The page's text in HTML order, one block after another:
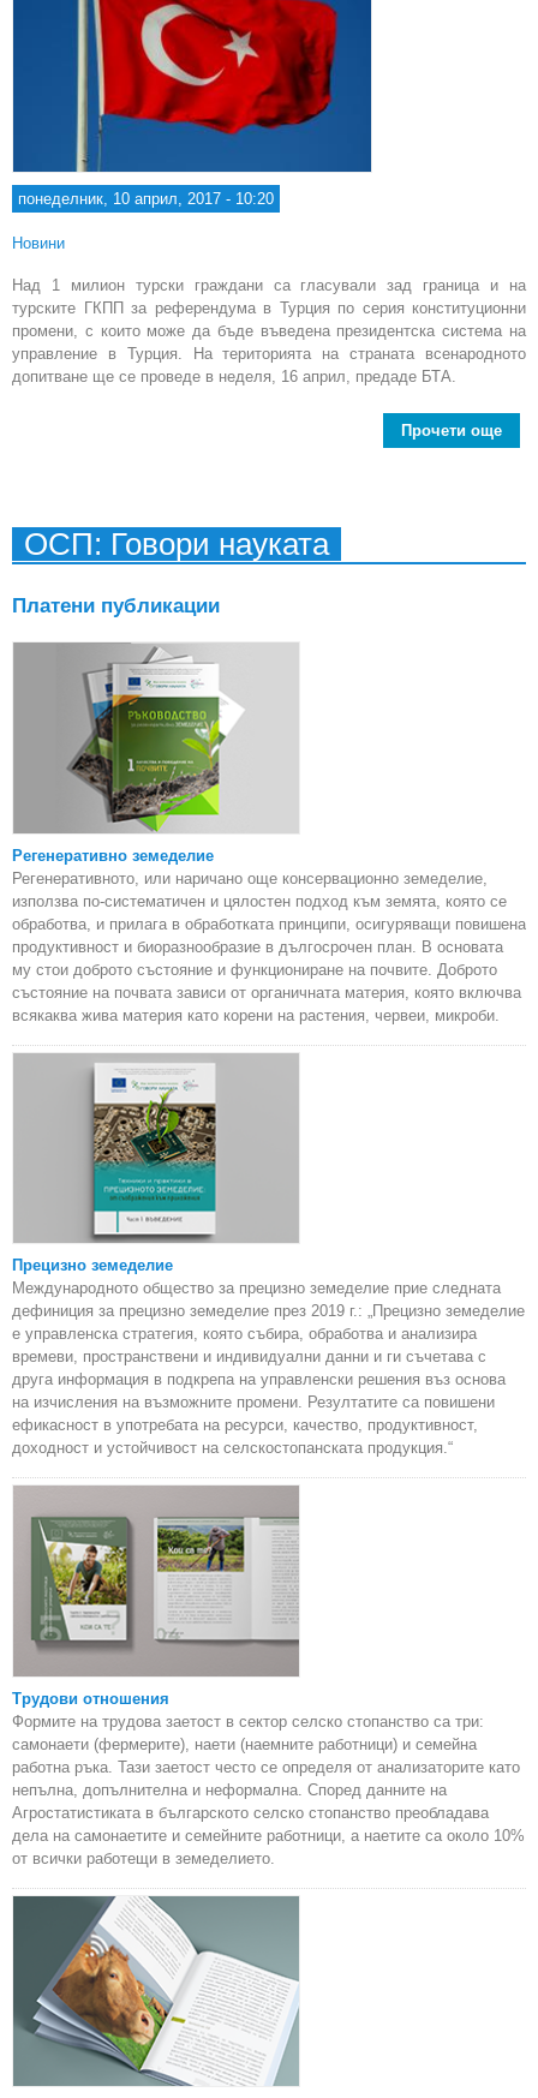
понеделник, 10 април, 2017 - 10:20
Новини
Над 1 милион турски граждани са гласували зад граница и на
турските ГКПП за референдума в Турция по серия конституционни
промени, с които може да бъде въведена президентска система на
управление в Турция. На територията на страната всенародното
допитване ще се проведе в неделя, 16 април, предаде БТА.
Прочети още
ОСП: Говори науката
Платени публикации
Регенеративно земеделие
Регенеративното, или наричано още консервационно земеделие,
използва по-систематичен и цялостен подход към земята, която се
обработва, и прилага в обработката принципи, осигуряващи повишена
продуктивност и биоразнообразие в дългосрочен план. В основата
му стои доброто състояние и функциониране на почвите. Доброто
състояние на почвата зависи от органичната материя, която включва
всякаква жива материя като корени на растения, червеи, микроби.
Прецизно земеделие
Международното общество за прецизно земеделие прие следната
дефиниция за прецизно земеделие през 2019 г.: „Прецизно земеделие
е управленска стратегия, която събира, обработва и анализира
времеви, пространствени и индивидуални данни и ги съчетава с
друга информация в подкрепа на управленски решения въз основа
на изчисления на възможните промени. Резултатите са повишени
ефикасност в употребата на ресурси, качество, продуктивност,
доходност и устойчивост на селскостопанската продукция.“
Трудови отношения
Формите на трудова заетост в сектор селско стопанство са три:
самонаети (фермерите), наети (наемните работници) и семейна
работна ръка. Тази заетост често се определя от анализаторите като
непълна, допълнителна и неформална. Според данните на
Агростатистиката в българското селско стопанство преобладава
дела на самонаетите и семейните работници, а наетите са около 10%
от всички работещи в земеделието.